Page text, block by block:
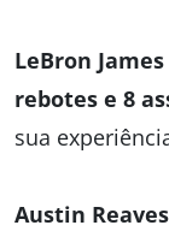
LeBron James
rebotes e 8
sua
Austin Reaves